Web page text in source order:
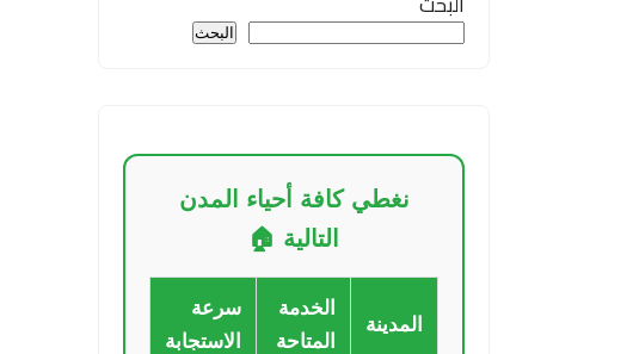
البحث
نغطي كافة أحياء المدن
التالية 🏠
المدينة
الخدمة
المتاحة
سرعة
الاستجابة